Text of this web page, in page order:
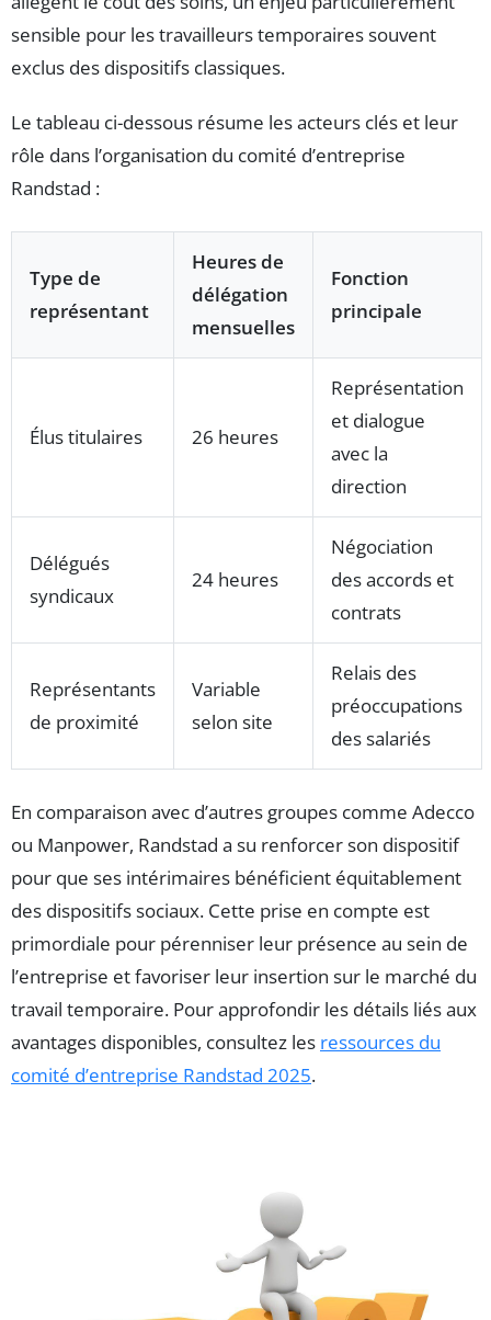
sensible pour les travailleurs temporaires souvent
exclus des dispositifs classiques.
Le tableau ci-dessous résume les acteurs clés et leur
rôle dans l’organisation du comité d’entreprise
Randstad :
Type de
représentant
Heures de
délégation
mensuelles
Fonction
principale
Élus titulaires 26 heures
Représentation
et dialogue
avec la
direction
Délégués
syndicaux
24 heures
Négociation
des accords et
contrats
Représentants
de proximité
Variable
selon site
Relais des
préoccupations
des salariés
En comparaison avec d’autres groupes comme Adecco
ou Manpower, Randstad a su renforcer son dispositif
pour que ses intérimaires bénéficient équitablement
des dispositifs sociaux. Cette prise en compte est
primordiale pour pérenniser leur présence au sein de
l’entreprise et favoriser leur insertion sur le marché du
travail temporaire. Pour approfondir les détails liés aux
avantages disponibles, consultez les ressources du
comité d’entreprise Randstad 2025.